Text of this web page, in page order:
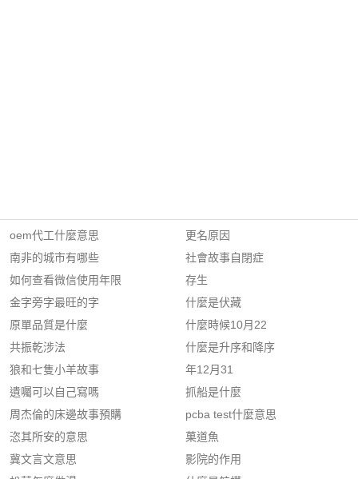
oem代工什麼意思
南非的城市有哪些
如何查看微信使用年限
金字旁字最旺的字
原單品質是什麼
共振乾涉法
狼和七隻小羊故事
遺囑可以自己寫嗎
周杰倫的床邊故事預購
恣其所安的意思
冀文言文意思
更名原因
社會故事自閉症
存生
什麼是伏藏
什麼時候10月22
什麼是升序和降序
年12月31
抓船是什麼
pcba test什麼意思
菓道魚
影院的作用